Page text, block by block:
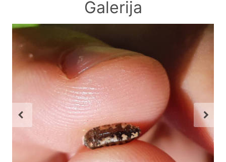
Galerija